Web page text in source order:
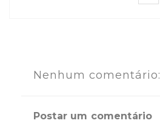
Nenhum comentário:
Postar um comentário